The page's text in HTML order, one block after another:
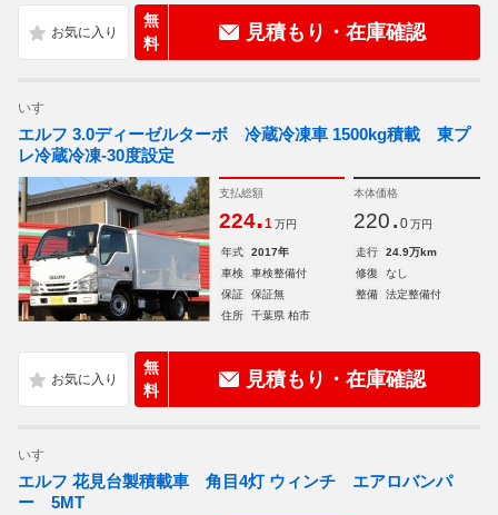
無
料
見積もり・在庫確認
いすゞ
エルフ 3.0ディーゼルターボ 冷蔵冷凍車 1500kg積載 東プ
レ冷蔵冷凍-30度設定
支払総額
224.1 万円
本体価格
220. 0 万円
年式 2017年 走行
24.9万km
車検
車検整備付 修復
なし
保証
保証無 整備
法定整備付
住所
千葉県 柏市
無
料
見積もり・在庫確認
いすゞ
エルフ 花見台製積載車 角目4灯 ウィンチ エアロバンパ
ー 5MT